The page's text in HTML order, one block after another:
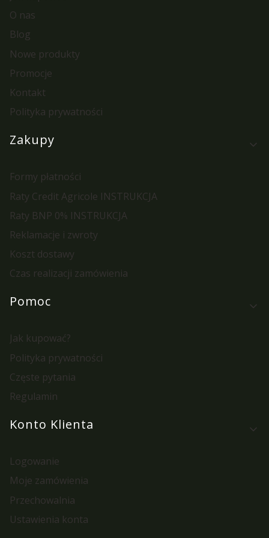
O nas
Blog
Nowe produkty
Promocje
Kontakt
Polityka prywatności
Zakupy
Formy płatności
Raty Credit Agricole INSTRUKCJA
Raty BNP 0% INSTRUKCJA
Reklamacje i zwroty
Koszt dostawy
Czas realizacji zamówienia
Pomoc
Jak kupować?
Polityka prywatności
Częste pytania
Regulamin
Konto Klienta
Logowanie
Moje zamówienia
Przechowalnia
Ustawienia konta